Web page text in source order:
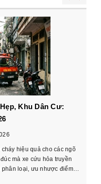
Khu Dân Cư:
hiệu quả cho các ngõ
mà xe cứu hỏa truyền
phân loại, ưu nhược điểm